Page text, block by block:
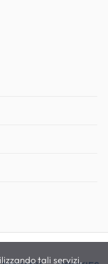
tali servizi,